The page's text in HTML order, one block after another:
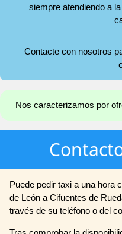
siempre atendiendo a
Contacte con nosotros
Nos caracterizamos por
Puede pedir taxi a una hora
de León a Cifuentes de
través de su teléfono o del